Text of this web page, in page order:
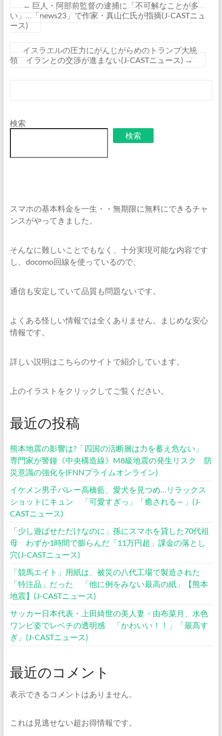
← 巨人・阿部前監督の逮捕に「不可解なことが多
い」…「news23」で作家・真山仁氏が指摘(J-CASTニュ
ース)
イスラエルの圧力にがんじがらめのトランプ大統
領 イランとの交渉が進まない(J-CASTニュース) →
検索
検索
スマホの基本料金を一生・・無期限に無料にできるチャ
ンスがやってきました。
そんなに難しいことでもなく、十分実現可能な内容です
し、docomo回線を使っているので、
通信も安定していて品質も問題ないです。
よくある怪しい情報では全くありません。まじめな安心
情報です。
詳しい説明はこちらのサイトで紹介しています。
上のイラストをクリックしてご覧ください。
最近の投稿
熊本地震の影響は?「四国の活断層は力を蓄え危ない」
専門家が警鐘《中央構造線》M8級地震の発生リスク 防
災意識の強化を(FNNプライムオンライン)
イケメン男子バレー高橋藍、愛犬を見つめ…リラックス
ショットにキュン 「可愛すぎっ」「癒される～」(J-
CASTニュース)
「少し遊ばせただけなのに」孫にスマホを貸した70代祖
母 わずか1時間で膨らんだ「11万円超」課金の落とし
穴(J-CASTニュース)
「競馬エイト」用紙は、被災の八代工場で製造された
「特注品」だった 「他に例をみない最高の紙」【熊本
地震】(J-CASTニュース)
サッカー日本代表・上田綺世の美人妻・由布菜月、水色
ワンピ姿でレベチの透明感 「かわいい！！」「最高す
ぎ」(J-CASTニュース)
最近のコメント
表示できるコメントはありません。
これは見逃せない超お得情報です。